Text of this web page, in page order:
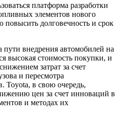
платформа разработки
элементов нового
повысить долговечность и срок
внедрения автомобилей на
высокая стоимость покупки, и
затрат за счет
и пересмотра
Toyota, в свою очередь,
цен за счет инноваций в
и методах их